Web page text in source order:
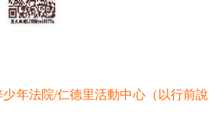
年法院/仁德里活動中心（以行前說